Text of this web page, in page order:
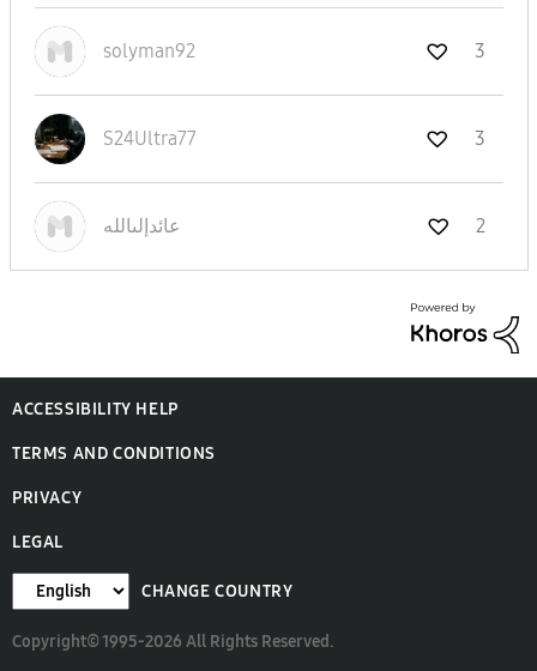
solyman92 3
S24Ultra77 3
عائدإلىالله 2
ACCESSIBILITY HELP
TERMS AND CONDITIONS
PRIVACY
LEGAL
CHANGE COUNTRY
Copyright© 1995-2026 All Rights Reserved.